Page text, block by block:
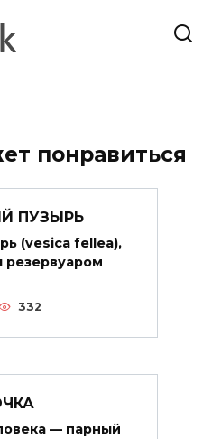
понравиться
ПУЗЫРЬ
(vesica fellea),
332
— парный